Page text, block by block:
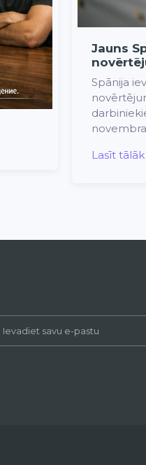
Jauns
Spānija
novembra
Lasīt tālāk